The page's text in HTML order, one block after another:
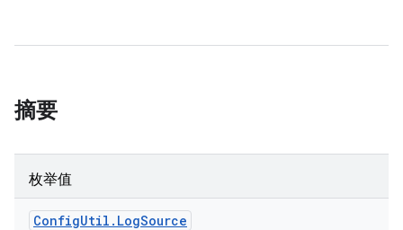
摘要
枚举值
ConfigUtil . LogSource